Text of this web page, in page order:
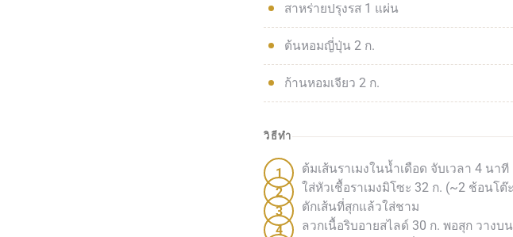
สาหร่ายปรุงรส 1 แผ่น
ต้นหอมญี่ปุ่น 2 ก.
ก้านหอมเจียว 2 ก.
วิธีทำ
ต้มเส้นราเมงในน้ำเดือด จับเวลา 4 นาที
ใส่หัวเชื้อราเมงมิโซะ 32 ก. (~2 ช้อนโ
ตักเส้นที่สุกแล้วใส่ชาม
ลวกเนื้อริบอายสไลด์ 30 ก. พอสุก วางบ